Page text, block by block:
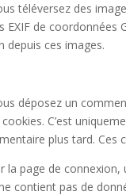
téléversez des
EXIF de coordonnées
depuis ces images.
déposez un
C’est
plus tard. Ces
la page de
contient pas de